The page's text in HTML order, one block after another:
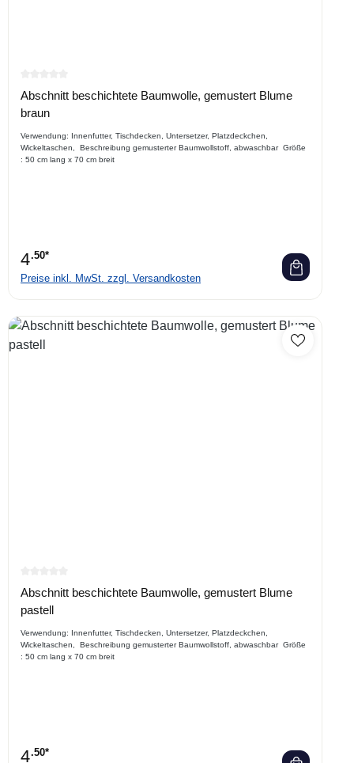
Durchschnittliche Bewertung von 0 von 5 Sternen
Abschnitt beschichtete Baumwolle, gemustert Blume
braun
Verwendung: Innenfutter, Tischdecken, Untersetzer, Platzdeckchen,
Wickeltaschen, Beschreibung gemusterter Baumwollstoff, abwaschbar Größe
: 50 cm lang x 70 cm breit
4.50*
Preise inkl. MwSt. zzgl. Versandkosten
Durchschnittliche Bewertung von 0 von 5 Sternen
Abschnitt beschichtete Baumwolle, gemustert Blume
pastell
Verwendung: Innenfutter, Tischdecken, Untersetzer, Platzdeckchen,
Wickeltaschen, Beschreibung gemusterter Baumwollstoff, abwaschbar Größe
: 50 cm lang x 70 cm breit
4.50*